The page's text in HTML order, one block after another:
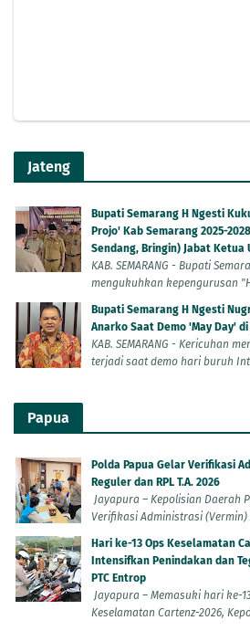
Jateng
Bupati Semarang H Ngesti
Projo' Kab Semarang 2025-
Sendang, Bringin) Jabat Ketua
KAB. SEMARANG - Bupati
mengukuhkan kepengurusan
Bupati Semarang H Ngesti
Anarko Saat Demo 'May Day'
KAB. SEMARANG - Kericuhan
terjadi saat demo hari buruh
Papua
Polda Papua Gelar Verifikasi
Reguler dan RPL T.A. 2026
Jayapura – Kepolisian Daerah
Verifikasi Administrasi (Vermin)
Hari ke-13 Ops Keselamatan
Intensifkan Penindakan dan
PTC Entrop
Jayapura – Memasuki hari ke-
Keselamatan Cartenz-2026,